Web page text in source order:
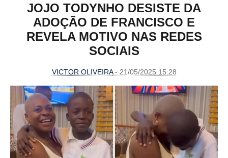
JOJO TODYNHO DESISTE DA
ADOÇÃO DE FRANCISCO E
REVELA MOTIVO NAS REDES
SOCIAIS
VICTOR OLIVEIRA- 21/05/2025 15:28